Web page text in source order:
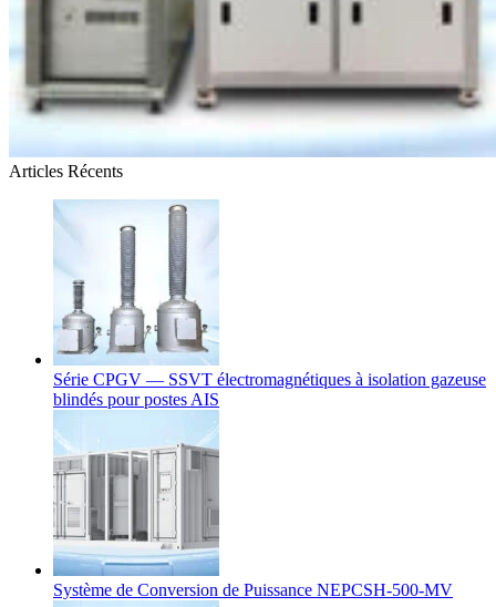
Articles Récents
Série CPGV — SSVT électromagnétiques à isolation gazeuse
blindés pour postes AIS
Système de Conversion de Puissance NEPCSH-500-MV